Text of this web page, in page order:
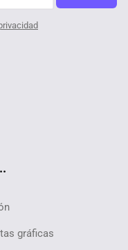
gráficas